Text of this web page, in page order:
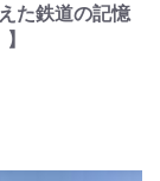
た鉄道の記憶